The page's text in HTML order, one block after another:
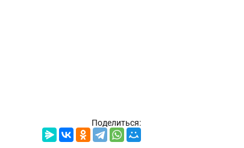
Поделиться: